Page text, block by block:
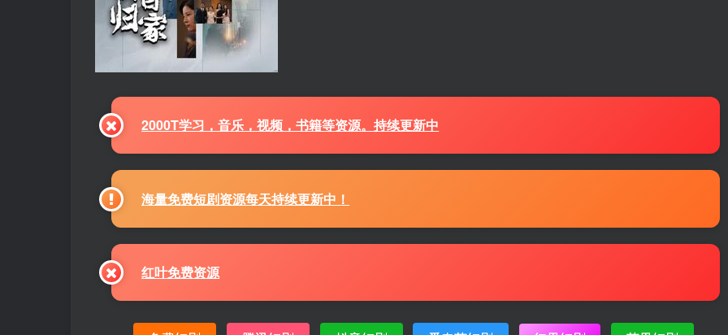
2000T学习，音乐，视频，书籍等资源。持续更新中
海量免费短剧资源每天持续更新中！
红叶免费资源